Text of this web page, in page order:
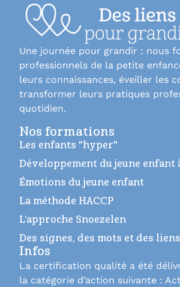
Une journée pour grandir : nous
professionnels de la petite
leurs connaissances, éveiller les
transformer leurs pratiques
quotidien.
Nos formations
Les enfants "hyper"
Développement du jeune enfant
Émotions du jeune enfant
La méthode HACCP
L’approche Snoezelen
Des signes, des mots et des
Infos
La certification qualité a été
la catégorie d’action suivante :